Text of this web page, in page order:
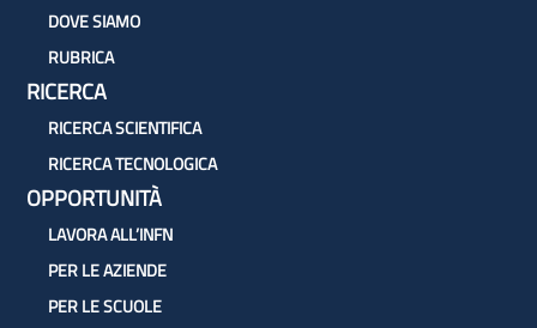
DOVE SIAMO
RUBRICA
RICERCA
RICERCA SCIENTIFICA
RICERCA TECNOLOGICA
OPPORTUNITÀ
LAVORA ALL’INFN
PER LE AZIENDE
PER LE SCUOLE